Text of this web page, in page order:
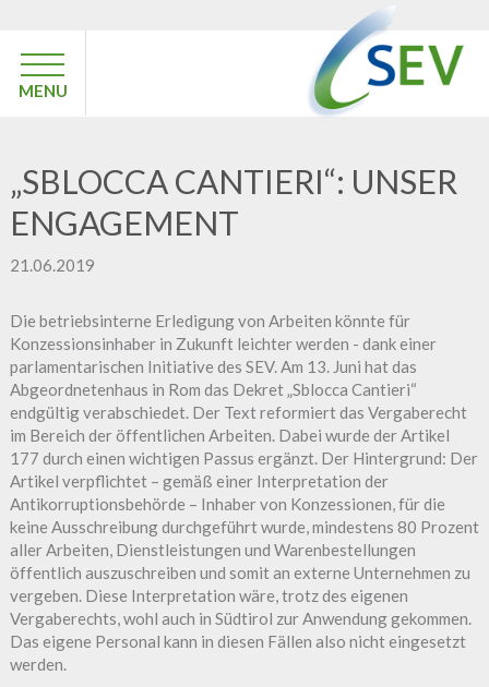
MENU
„SBLOCCA CANTIERI“: UNSER
ENGAGEMENT
21.06.2019
Die betriebsinterne Erledigung von Arbeiten könnte für
Konzessionsinhaber in Zukunft leichter werden - dank einer
parlamentarischen Initiative des SEV. Am 13. Juni hat das
Abgeordnetenhaus in Rom das Dekret „Sblocca Cantieri“
endgültig verabschiedet. Der Text reformiert das Vergaberecht
im Bereich der öffentlichen Arbeiten. Dabei wurde der Artikel
177 durch einen wichtigen Passus ergänzt. Der Hintergrund: Der
Artikel verpflichtet – gemäß einer Interpretation der
Antikorruptionsbehörde – Inhaber von Konzessionen, für die
keine Ausschreibung durchgeführt wurde, mindestens 80 Prozent
aller Arbeiten, Dienstleistungen und Warenbestellungen
öffentlich auszuschreiben und somit an externe Unternehmen zu
vergeben. Diese Interpretation wäre, trotz des eigenen
Vergaberechts, wohl auch in Südtirol zur Anwendung gekommen.
Das eigene Personal kann in diesen Fällen also nicht eingesetzt
werden.